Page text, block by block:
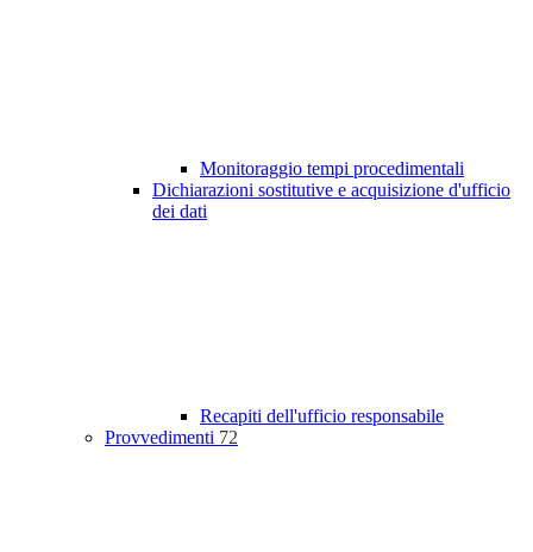
Monitoraggio tempi procedimentali
Dichiarazioni sostitutive e acquisizione d'ufficio
dei dati
Recapiti dell'ufficio responsabile
Provvedimenti 72